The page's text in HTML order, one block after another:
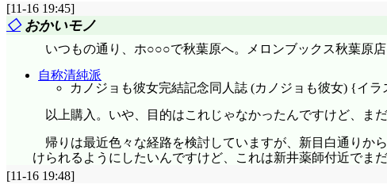
[11-16 19:45]
◇おかいモノ
いつもの通り、ホ○○○で秋葉原へ。メロンブックス秋葉原店
自称清純派
カノジョも彼女完結記念同人誌 (カノジョも彼女) {イラ
以上購入。いや、目的はこれじゃなかったんですけど、ま
帰りは最近色々な経路を検討していますが、新目白通りか
けられるようにしたいんですけど、これは新井薬師付近でま
[11-16 19:48]